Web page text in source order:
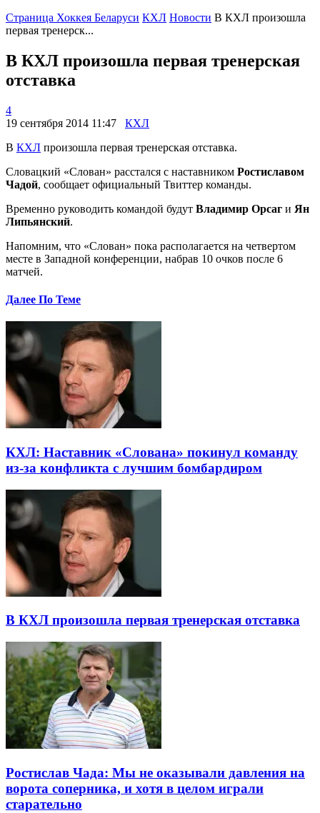
Страница Хоккея Беларуси КХЛ Новости В КХЛ произошла
первая тренерск...
В КХЛ произошла первая тренерская
отставка
4
19 сентября 2014 11:47
КХЛ
В КХЛ произошла первая тренерская отставка.
Словацкий «Слован» расстался с наставником Ростиславом
Чадой, сообщает официальный Твиттер команды.
Временно руководить командой будут Владимир Орсаг и Ян
Липьянский.
Напомним, что «Слован» пока располагается на четвертом
месте в Западной конференции, набрав 10 очков после 6
матчей.
Далее По Теме
КХЛ: Наставник «Слована» покинул команду
из-за конфликта с лучшим бомбардиром
В КХЛ произошла первая тренерская отставка
Ростислав Чада: Мы не оказывали давления на
ворота соперника, и хотя в целом играли
старательно